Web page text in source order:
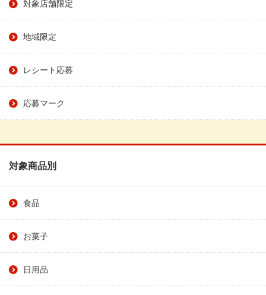
対象店舗限定
地域限定
レシート応募
応募マーク
対象商品別
食品
お菓子
日用品